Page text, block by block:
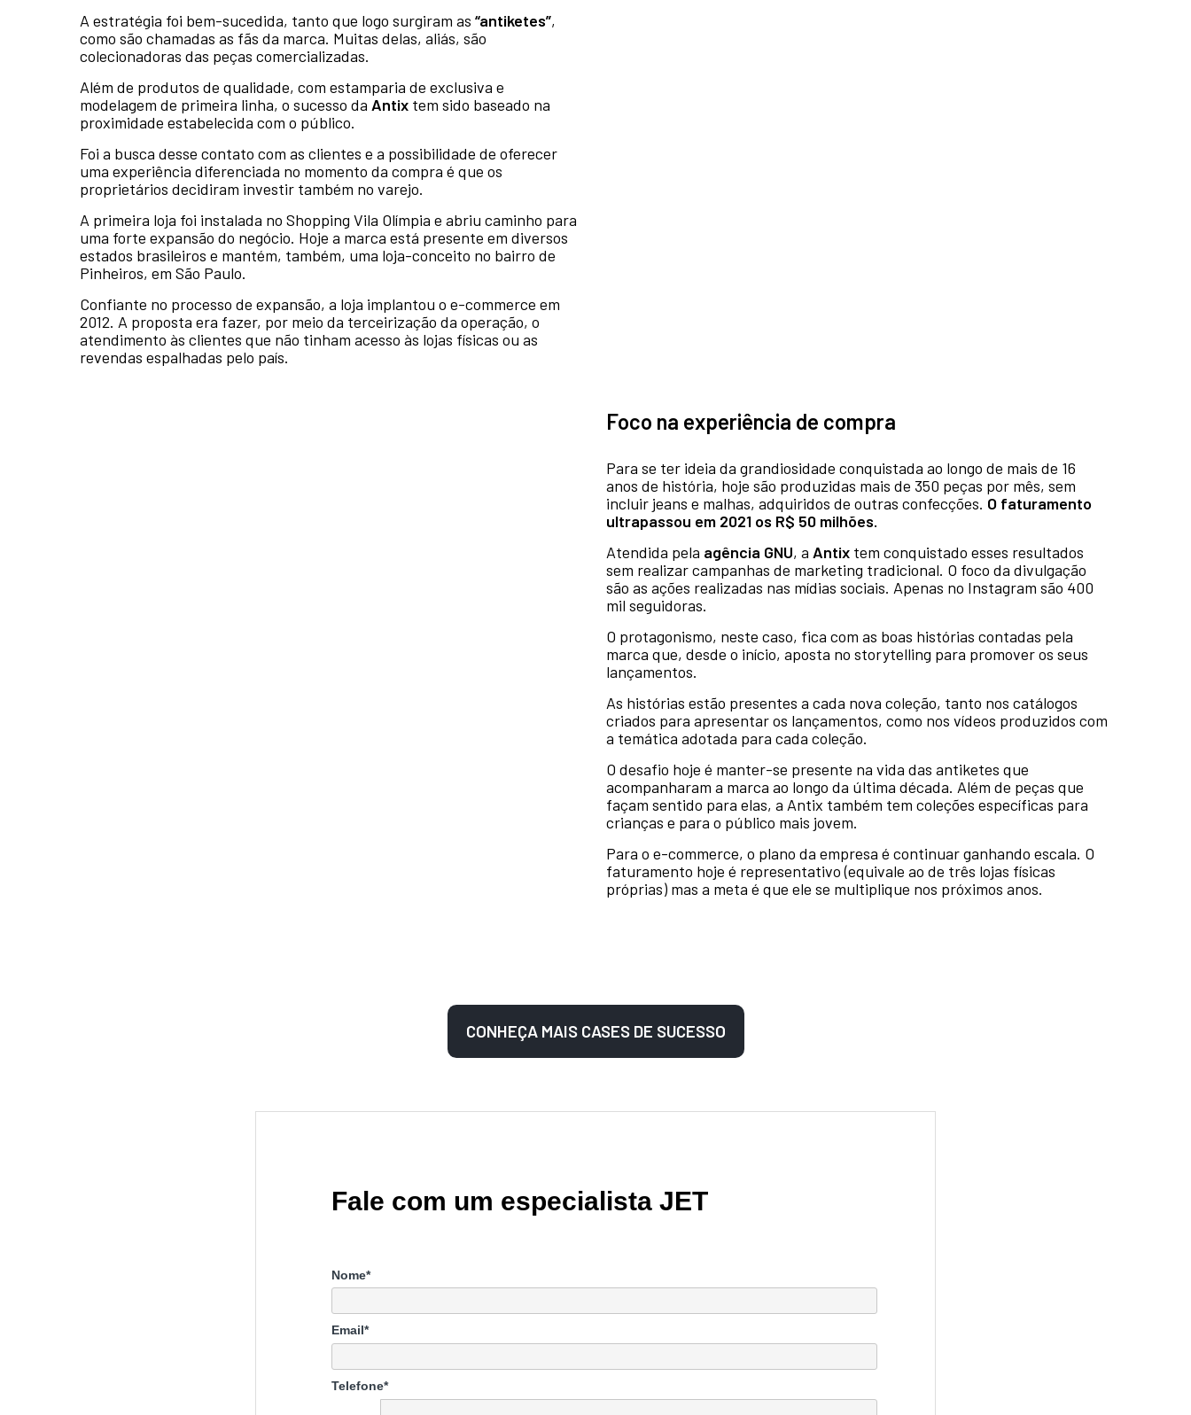
A estratégia foi bem-sucedida, tanto que logo surgiram as“antiketes”,
como são chamadas as fãs da marca. Muitas delas, aliás, são
colecionadoras das peças comercializadas.
Além de produtos de qualidade, com estamparia de exclusiva e
modelagem de primeira linha, o sucesso da Antix tem sido baseado na
proximidade estabelecida com o público.
Foi a busca desse contato com as clientes e a possibilidade de oferecer
uma experiência diferenciada no momento da compra é que os
proprietários decidiram investir também no varejo.
A primeira loja foi instalada no Shopping Vila Olímpia e abriu caminho para
uma forte expansão do negócio. Hoje a marca está presente em diversos
estados brasileiros e mantém, também, uma loja-conceito no bairro de
Pinheiros, em São Paulo.
Confiante no processo de expansão, a loja implantou o e-commerce em
2012. A proposta era fazer, por meio da terceirização da operação, o
atendimento às clientes que não tinham acesso às lojas físicas ou as
revendas espalhadas pelo país.
Foco na experiência de compra
Para se ter ideia da grandiosidade conquistada ao longo de mais de 16
anos de história, hoje são produzidas mais de 350 peças por mês, sem
incluir jeans e malhas, adquiridos de outras confecções. O faturamento
ultrapassou em 2021 os R$ 50 milhões.
Atendida pela agência GNU, a Antixtem conquistado esses resultados
sem realizar campanhas de marketing tradicional. O foco da divulgação
são as ações realizadas nas mídias sociais. Apenas no Instagram são 400
mil seguidoras.
O protagonismo, neste caso, fica com as boas histórias contadas pela
marca que, desde o início, aposta no storytelling para promover os seus
lançamentos.
As histórias estão presentes a cada nova coleção, tanto nos catálogos
criados para apresentar os lançamentos, como nos vídeos produzidos com
a temática adotada para cada coleção.
O desafio hoje é manter-se presente na vida das antiketes que
acompanharam a marca ao longo da última década. Além de peças que
façam sentido para elas, a Antix também tem coleções específicas para
crianças e para o público mais jovem.
Para o e-commerce, o plano da empresa é continuar ganhando escala. O
faturamento hoje é representativo (equivale ao de três lojas físicas
próprias) mas a meta é que ele se multiplique nos próximos anos.
CONHEÇA MAIS CASES DE SUCESSO
Fale com um especialista JET
Nome*
Email*
Telefone*